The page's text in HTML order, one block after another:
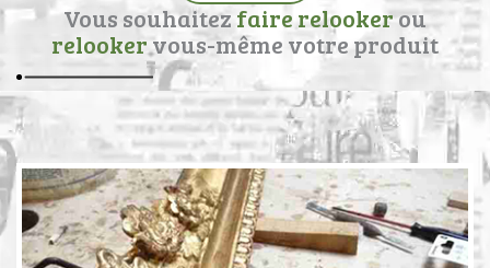
Vous souhaitez faire relookerou
relookervous-même votre produit